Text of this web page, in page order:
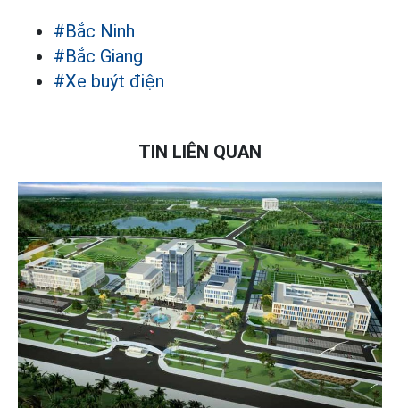
#Bắc Ninh
#Bắc Giang
#Xe buýt điện
TIN LIÊN QUAN